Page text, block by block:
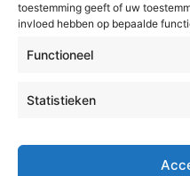
toestemming geeft of uw
invloed hebben op bepaalde
Functioneel
Statistieken
Echt-Susteren
Radio & TV